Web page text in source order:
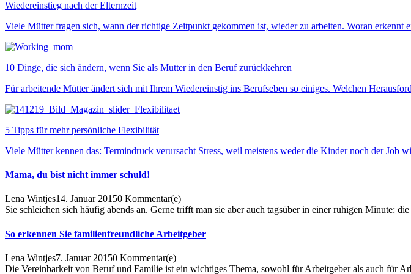
Wiedereinstieg nach der Elternzeit
Viele Mütter fragen sich, wann der richtige Zeitpunkt gekommen ist, wieder zu arbeiten. Woran erkennt
10 Dinge, die sich ändern, wenn Sie als Mutter in den Beruf zurückkehren
Für arbeitende Mütter ändert sich mit Ihrem Wiedereinstig ins Berufseben so einiges. Welchen
5 Tipps für mehr persönliche Flexibilität
Viele Mütter kennen das: Termindruck verursacht Stress, weil meistens weder die Kinder noch der Job
Mama, du bist nicht immer schuld!
Lena Wintjes14. Januar 20150 Kommentar(e)
Sie schleichen sich häufig abends an. Gerne trifft man sie aber auch tagsüber in einer ruhigen Minute:
So erkennen Sie familienfreundliche Arbeitgeber
Lena Wintjes7. Januar 20150 Kommentar(e)
Die Vereinbarkeit von Beruf und Familie ist ein wichtiges Thema, sowohl für Arbeitgeber als auch für